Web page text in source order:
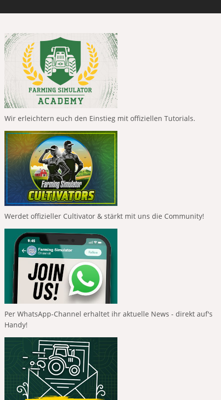
Wir erleichtern euch den Einstieg mit offiziellen Tutorials.
Werdet offizieller Cultivator & stärkt mit uns die Community!
Per WhatsApp-Channel erhaltet ihr aktuelle News - direkt auf's
Handy!